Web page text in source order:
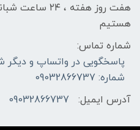
هفت روز هفته ،
هستیم
شماره تماس:
پاسخگویی در واتساپ و دیگر
شماره: 09032866737
آدرس ایمیل:
09032866737